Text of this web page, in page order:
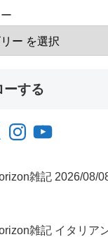
ーする
InstagramYouTube
雑記 2026/08/
雑記 イタリア